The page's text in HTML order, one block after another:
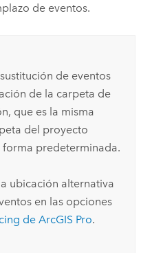
de eventos.
de eventos
de la carpeta de
que es la misma
del proyecto
forma predeterminada.
ubicación alternativa
en las opciones
de ArcGIS Pro.